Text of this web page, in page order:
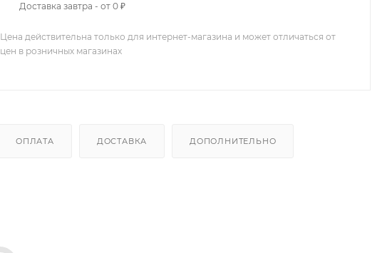
Доставка завтра - от 0 ₽
Цена действительна только для интернет-магазина и может отличаться от
цен в розничных магазинах
ОПЛАТА ДОСТАВКА ДОПОЛНИТЕЛЬНО